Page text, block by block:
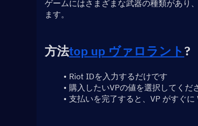
ゲームにはさまざまな武器の種類があり
ます。
方法top up ヴァロラント?
Riot IDを入力するだけです
購入したいVPの値を選択してくだ
支払いを完了すると、VP がすぐに